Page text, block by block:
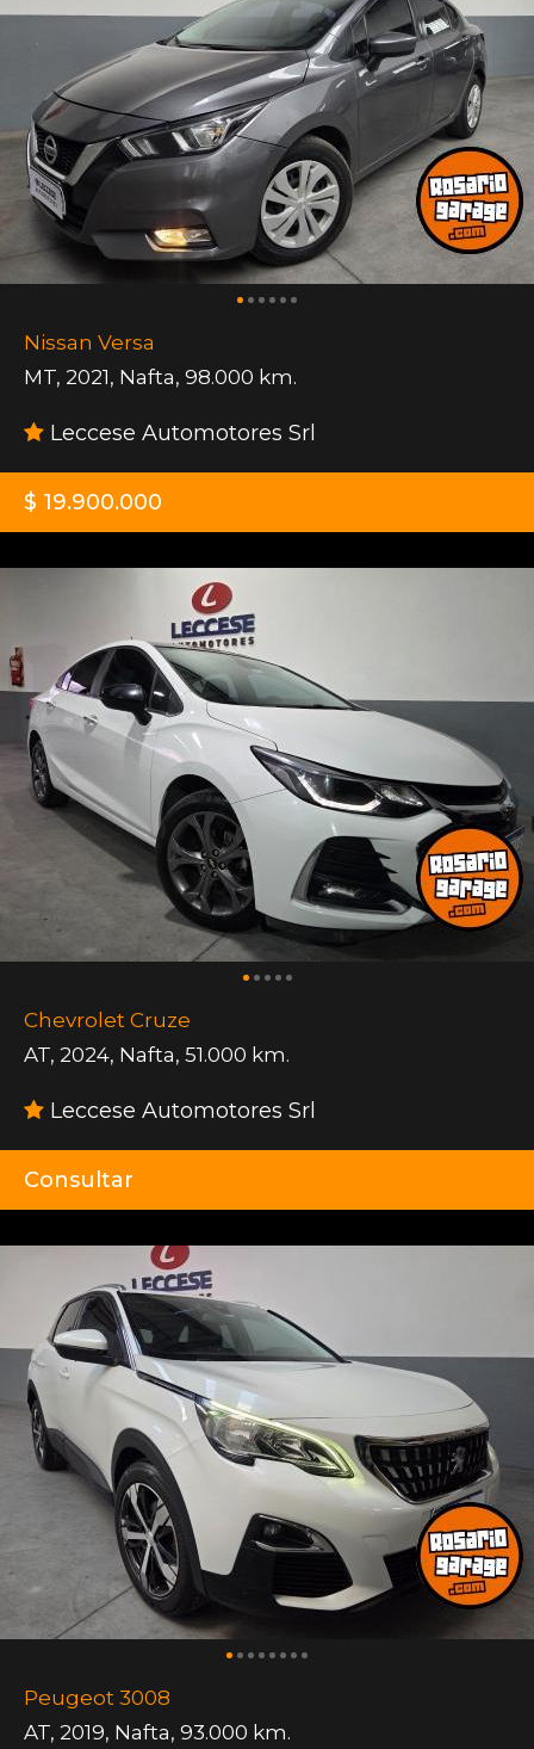
Nissan Versa
MT, 2021, Nafta, 98.000 km.
Leccese Automotores Srl
$ 19.900.000
Chevrolet Cruze
AT, 2024, Nafta, 51.000 km.
Leccese Automotores Srl
Consultar
Peugeot 3008
AT, 2019, Nafta, 93.000 km.